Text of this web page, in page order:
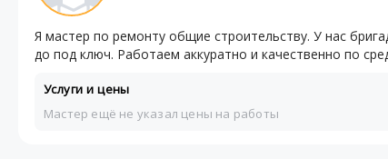
Я мастер по ремонту общие строительству. У нас
до под ключ. Работаем аккуратно и качественно по
Услуги и цены
Мастер ещё не указал цены на работы